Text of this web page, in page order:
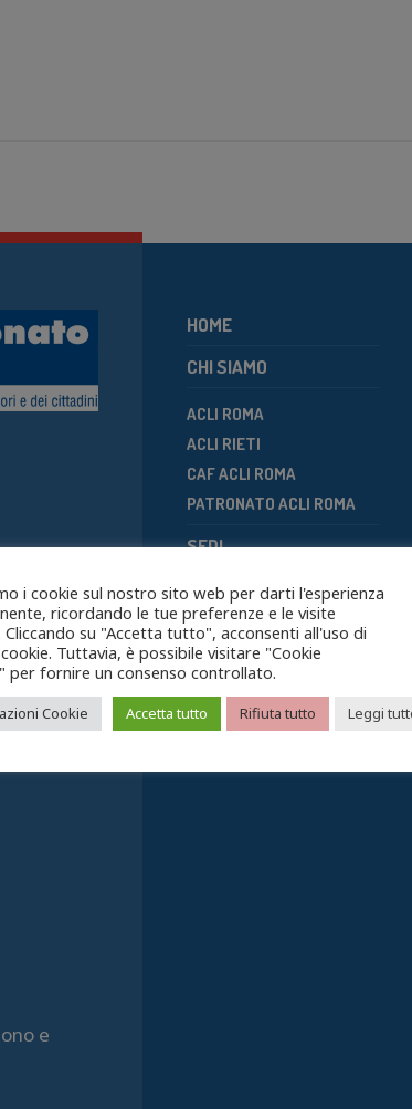
e
HOME
CHI SIAMO
ACLI ROMA
ACLI RIETI
CAF ACLI ROMA
PATRONATO ACLI ROMA
SEDI
SERVIZI
NOTIZIE
EMERGENZA UCRAINA
CONVENZIONI
i cookie sul nostro sito web per darti l'esperienza
ricordando le tue preferenze e le visite
su "Accetta tutto", acconsenti all'uso di
Tuttavia, è possibile visitare "Cookie
per fornire un consenso controllato.
Cookie Accetta tutto Rifiuta tutto Leggi